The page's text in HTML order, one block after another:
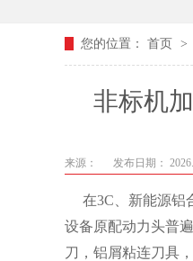
您的位置： 首页 >
非标机
来源： 发布日期：
在3C、新能源铝
设备原配动力头普
刀，铝屑粘连刀具